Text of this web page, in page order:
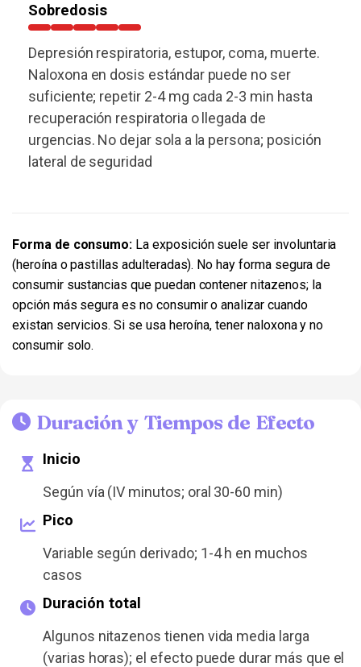
Sobredosis
Depresión respiratoria, estupor, coma, muerte.
Naloxona en dosis estándar puede no ser
suficiente; repetir 2-4 mg cada 2-3 min hasta
recuperación respiratoria o llegada de
urgencias. No dejar sola a la persona; posición
lateral de seguridad
Forma de consumo: La exposición suele ser involuntaria
(heroína o pastillas adulteradas). No hay forma segura de
consumir sustancias que puedan contener nitazenos; la
opción más segura es no consumir o analizar cuando
existan servicios. Si se usa heroína, tener naloxona y no
consumir solo.
Duración y Tiempos de Efecto
Inicio
Según vía (IV minutos; oral 30-60 min)
Pico
Variable según derivado; 1-4 h en muchos
casos
Duración total
Algunos nitazenos tienen vida media larga
(varias horas); el efecto puede durar más que el